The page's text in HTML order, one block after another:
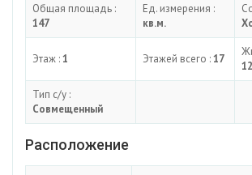
Общая площадь :
147
Ед. измерения :
кв.м.
Этаж :1 Этажей всего :17
Тип с/у :
Совмещенный
Расположение